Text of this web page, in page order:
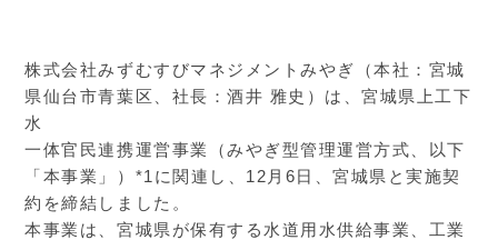
株式会社みずむすびマネジメントみやぎ（本社：宮城
県仙台市青葉区、社長：酒井 雅史）は、宮城県上工下
水
一体官民連携運営事業（みやぎ型管理運営方式、以下
「本事業」）*1に関連し、12月6日、宮城県と実施契
約を締結しました。
本事業は、宮城県が保有する水道用水供給事業、工業